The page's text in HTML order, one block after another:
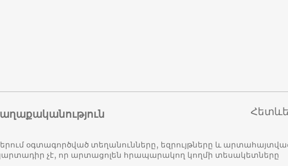
օգտագործված տեղանունները, եզրույթները և
չէ, որ արտացոլեն հրապարակող կողմի տեսակետները